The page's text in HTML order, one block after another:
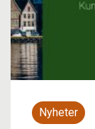
Nyheter